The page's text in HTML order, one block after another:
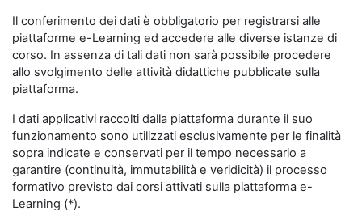
Il conferimento dei dati è obbligatorio per registrarsi alle
piattaforme e-Learning ed accedere alle diverse istanze di
corso. In assenza di tali dati non sarà possibile procedere
allo svolgimento delle attività didattiche pubblicate sulla
piattaforma.
I dati applicativi raccolti dalla piattaforma durante il suo
funzionamento sono utilizzati esclusivamente per le finalità
sopra indicate e conservati per il tempo necessario a
garantire (continuità, immutabilità e veridicità) il processo
formativo previsto dai corsi attivati sulla piattaforma e-
Learning (*).